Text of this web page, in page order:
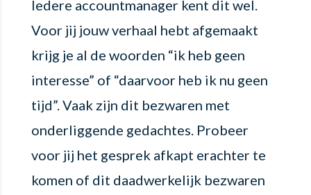
Iedere accountmanager kent dit wel.
Voor jij jouw verhaal hebt afgemaakt
krijg je al de woorden “ik heb geen
interesse” of “daarvoor heb ik nu geen
tijd”. Vaak zijn dit bezwaren met
onderliggende gedachtes. Probeer
voor jij het gesprek afkapt erachter te
komen of dit daadwerkelijk bezwaren